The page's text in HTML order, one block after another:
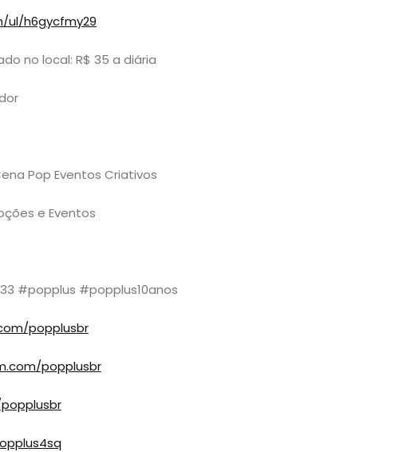
ul/h6gycfmy29
no local: R$ 35 a diária
Pop Eventos Criativos
e Eventos
#popplus #popplus10anos
popplusbr
popplusbr